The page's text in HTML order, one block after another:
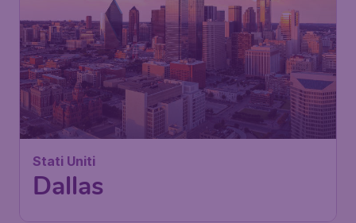
Stati Uniti
Dallas